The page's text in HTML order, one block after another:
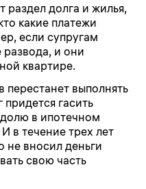
долга и жилья,
какие платежи
если супругам
развода, и они
квартире.
выполнять
придется гасить
в ипотечном
в течение трех лет
не вносил деньги
свою часть